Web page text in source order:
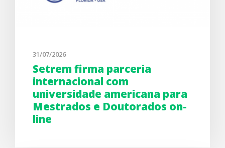
31/07/2026
Setrem firma parceria
internacional com
universidade americana para
Mestrados e Doutorados on-
line